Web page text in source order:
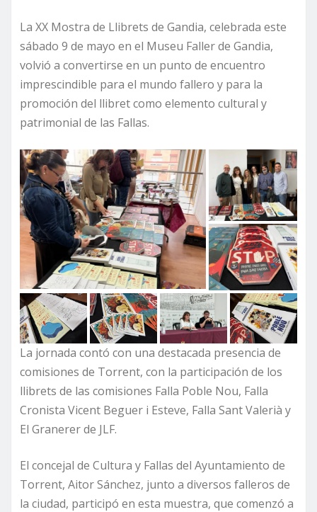
La XX Mostra de Llibrets de Gandia, celebrada este
sábado 9 de mayo en el Museu Faller de Gandia,
volvió a convertirse en un punto de encuentro
imprescindible para el mundo fallero y para la
promoción del llibret como elemento cultural y
patrimonial de las Fallas.
La jornada contó con una destacada presencia de
comisiones de Torrent, con la participación de los
llibrets de las comisiones Falla Poble Nou, Falla
Cronista Vicent Beguer i Esteve, Falla Sant Valerià y
El Granerer de JLF.
El concejal de Cultura y Fallas del Ayuntamiento de
Torrent, Aitor Sánchez, junto a diversos falleros de
la ciudad, participó en esta muestra, que comenzó a